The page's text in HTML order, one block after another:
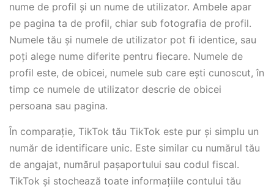
nume de profil și un nume de utilizator. Ambele apar
pe pagina ta de profil, chiar sub fotografia de profil.
Numele tău și numele de utilizator pot fi identice, sau
poți alege nume diferite pentru fiecare. Numele de
profil este, de obicei, numele sub care ești cunoscut, în
timp ce numele de utilizator descrie de obicei
persoana sau pagina.
În comparație, TikTok tău TikTok este pur și simplu un
număr de identificare unic. Este similar cu numărul tău
de angajat, numărul pașaportului sau codul fiscal.
TikTok și stochează toate informațiile contului tău